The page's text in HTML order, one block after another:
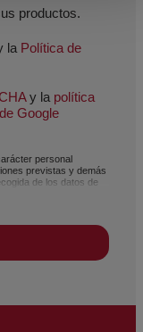
productos.
la Política de
y la política
Google
personal
previstas y demás
de los datos de
finalidad, puede ser
o duda planteada,
incluso por
con CHAVES
la máxima